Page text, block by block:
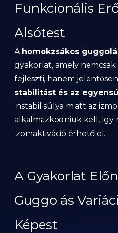
Funkcionális
Alsótest
A homokzsákos
gyakorlat, amely nemcsak
fejleszti, hanem
stabilitást és az
instabil súlya miatt az
alkalmazkodniuk kell, így
izomaktiváció érhető el.
A Gyakorlat
Guggolás
Képest